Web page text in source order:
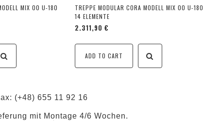
MIX 00 U-180
TREPPE MODULAR CORA MODELL MIX 00 U-180
14 ELEMENTE
2.311,90 €
ADD TO CART
(+48) 655 11 92 16
mit Montage 4/6 Wochen.